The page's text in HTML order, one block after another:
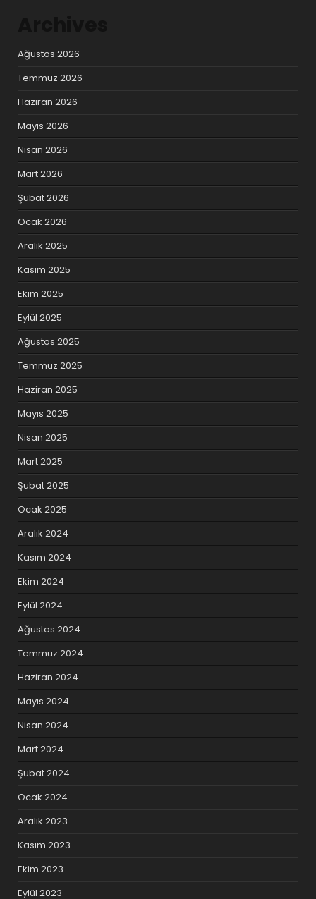
Ağustos 2026
Temmuz 2026
Haziran 2026
Mayıs 2026
Nisan 2026
Mart 2026
Şubat 2026
Ocak 2026
Aralık 2025
Kasım 2025
Ekim 2025
Eylül 2025
Ağustos 2025
Temmuz 2025
Haziran 2025
Mayıs 2025
Nisan 2025
Mart 2025
Şubat 2025
Ocak 2025
Aralık 2024
Kasım 2024
Ekim 2024
Eylül 2024
Ağustos 2024
Temmuz 2024
Haziran 2024
Mayıs 2024
Nisan 2024
Mart 2024
Şubat 2024
Ocak 2024
Aralık 2023
Kasım 2023
Ekim 2023
Eylül 2023